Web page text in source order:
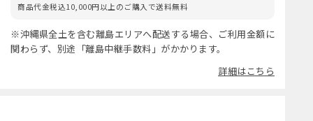
商品代金税込10,000円以上のご購入で送料無料
※沖縄県全土を含む離島エリアへ配送する場合、ご利用金額に
関わらず、別途「離島中継手数料」がかかります。
詳細はこちら